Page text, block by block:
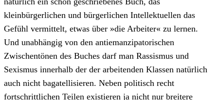
kleinbürgerlichen und bürgerlichen Intellektuellen das
Gefühl vermittelt, etwas über »die Arbeiter« zu lernen.
Und unabhängig von den antiemanzipatorischen
Zwischentönen des Buches darf man Rassismus und
Sexismus innerhalb der der arbeitenden Klassen natürlich
auch nicht bagatellisieren. Neben politisch recht
fortschrittlichen Teilen existieren ja nicht nur breitere